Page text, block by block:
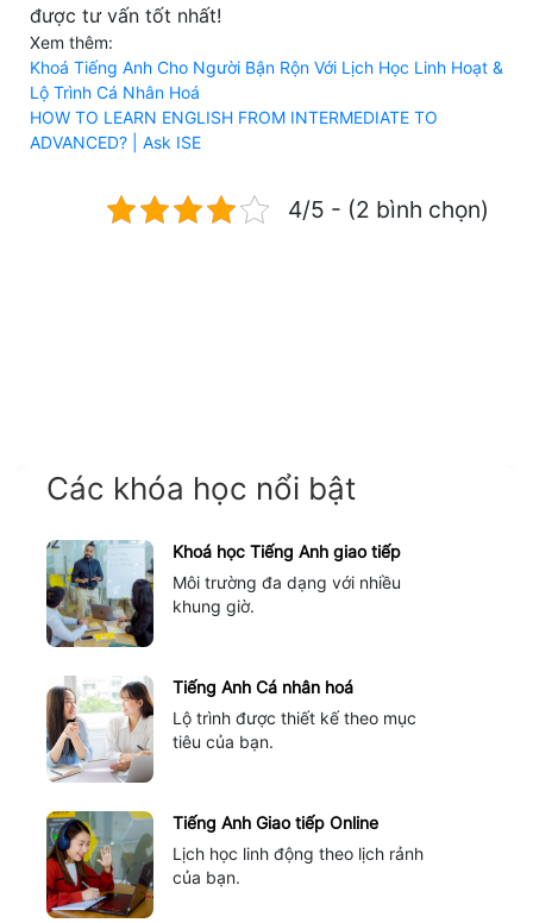
được tư vấn tốt nhất!
Xem thêm:
Khoá Tiếng Anh Cho Người Bận Rộn Với Lịch Học Linh Hoạt &
Lộ Trình Cá Nhân Hoá
HOW TO LEARN ENGLISH FROM INTERMEDIATE TO
ADVANCED? | Ask ISE
4/5 - (2 bình chọn)
Các khóa học nổi bật
Khoá học Tiếng Anh giao tiếp
Môi trường đa dạng với nhiều
khung giờ.
Tiếng Anh Cá nhân hoá
Lộ trình được thiết kế theo mục
tiêu của bạn.
Tiếng Anh Giao tiếp Online
Lịch học linh động theo lịch rảnh
của bạn.